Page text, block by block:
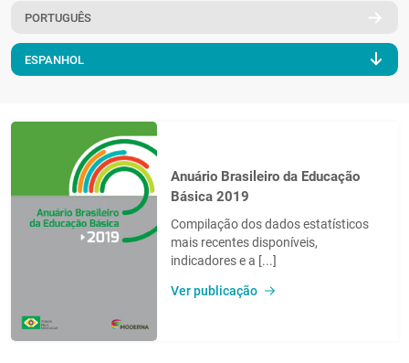
PT
PORTUGUÊS
ESPANHOL
Anuário Brasileiro da Educação
Básica 2019
Compilação dos dados estatísticos
mais recentes disponíveis,
indicadores e a [...]
Ver publicação